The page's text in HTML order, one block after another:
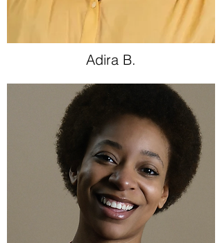
Adira B.